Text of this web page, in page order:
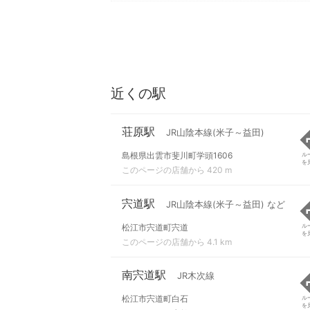
近くの駅
荘原駅 JR山陰本線(米子～益田)
島根県出雲市斐川町学頭1606
このページの店舗から 420 m
ル
を
宍道駅 JR山陰本線(米子～益田) など
松江市宍道町宍道
このページの店舗から 4.1 km
ル
を
南宍道駅 JR木次線
松江市宍道町白石
ル
を